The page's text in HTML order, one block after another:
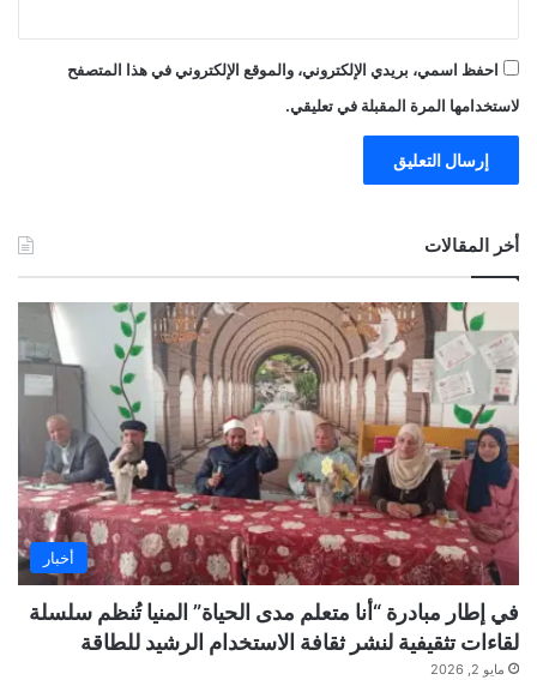
احفظ اسمي، بريدي الإلكتروني، والموقع الإلكتروني في هذا المتصفح
لاستخدامها المرة المقبلة في تعليقي.
أخر المقالات
أخبار
في إطار مبادرة “أنا متعلم مدى الحياة” المنيا تُنظم سلسلة
لقاءات تثقيفية لنشر ثقافة الاستخدام الرشيد للطاقة
مايو 2, 2026